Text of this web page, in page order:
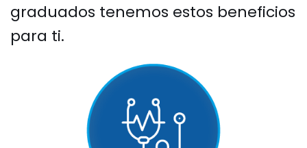
graduados tenemos estos beneficios
para ti.